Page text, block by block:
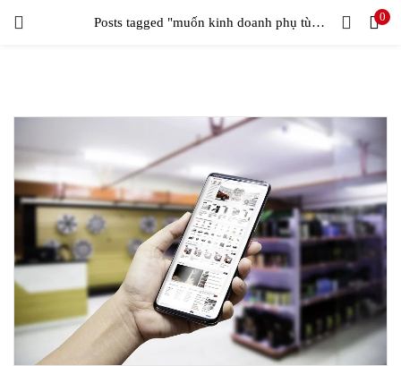
Posts tagged "muốn kinh doanh phụ tùng xe máy" 0
LOGIN
Remember me
Login
Lost password?